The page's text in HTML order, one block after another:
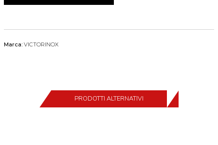
Marca: VICTORINOX
PRODOTTI ALTERNATIVI